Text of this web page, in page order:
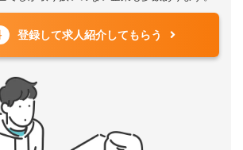
登録して求人紹介してもらう